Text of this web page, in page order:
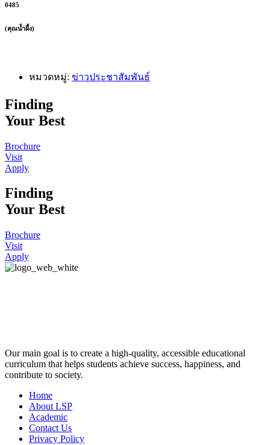
0485
(คุณน้ำผึ้ง)
หมวดหมู่: ข่าวประชาสัมพันธ์
Finding
Your Best
Brochure
Visit
Apply
Finding
Your Best
Brochure
Visit
Apply
Our main goal is to create a high-quality, accessible educational
curriculum that helps students achieve success, happiness, and
contribute to society.
Home
About LSP
Academic
Contact Us
Privacy Policy